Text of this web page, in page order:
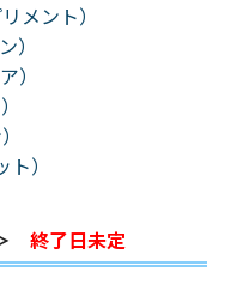
メント）
）
）
）
終了日未定